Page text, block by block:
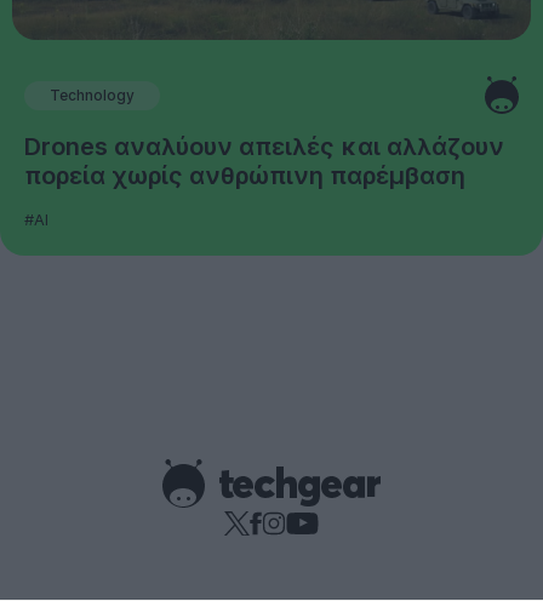
Technology
Drones αναλύουν απειλές και αλλάζουν
πορεία χωρίς ανθρώπινη παρέμβαση
#AI